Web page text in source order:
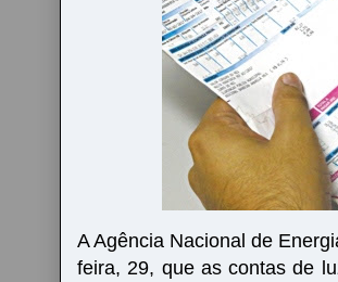
A Agência Nacional de
feira, 29, que as contas de